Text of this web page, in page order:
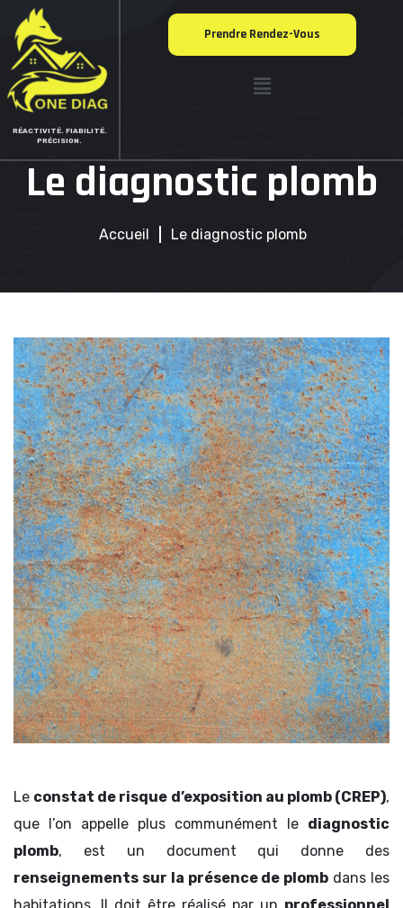
RÉACTIVITÉ. FIABILITÉ.
PRÉCISION.
Prendre Rendez-Vous
Le diagnostic plomb
Accueil Le diagnostic plomb
Le constat de risque d’exposition au plomb (CREP),
que l’on appelle plus communément le diagnostic
plomb, est un document qui donne des
renseignements sur la présence de plomb dans les